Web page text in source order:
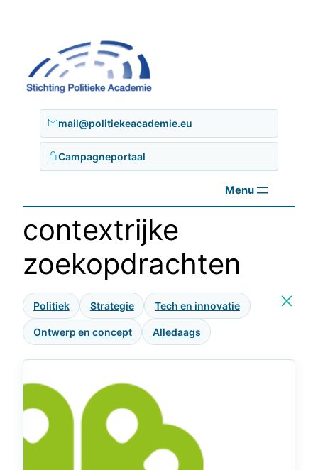
inhoud
mail@politiekeacademie.eu
Campagneportaal
contextrijke
zoekopdrachten
Politiek Strategie Tech en innovatie
Ontwerp en concept Alledaags